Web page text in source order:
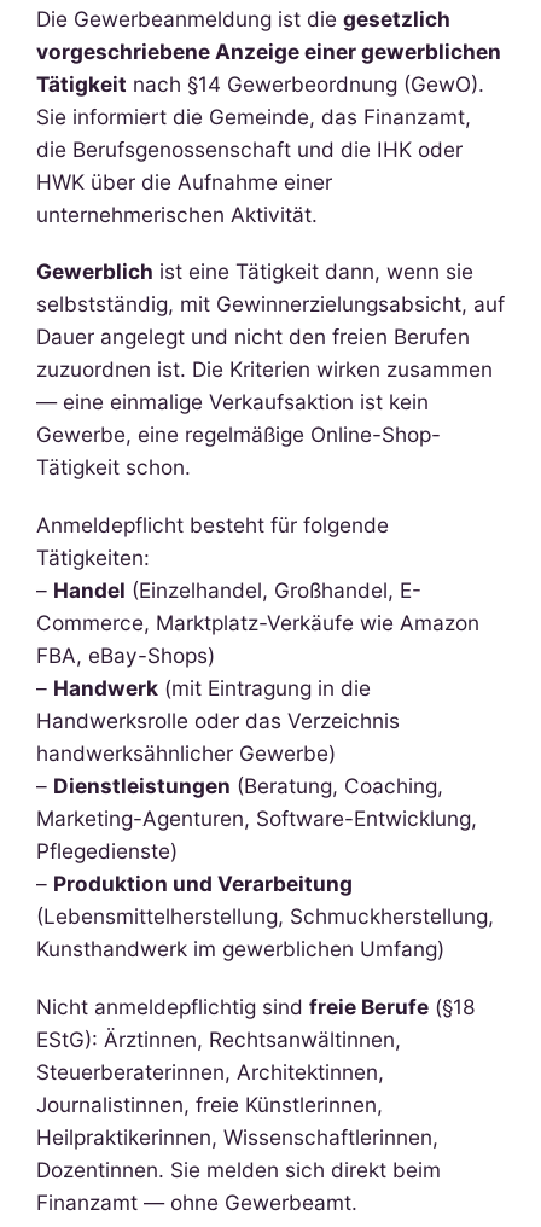
Die Gewerbeanmeldung ist die gesetzlich
vorgeschriebene Anzeige einer gewerblichen
Tätigkeit nach §14 Gewerbeordnung (GewO).
Sie informiert die Gemeinde, das Finanzamt,
die Berufsgenossenschaft und die IHK oder
HWK über die Aufnahme einer
unternehmerischen Aktivität.
Gewerblich ist eine Tätigkeit dann, wenn sie
selbstständig, mit Gewinnerzielungsabsicht, auf
Dauer angelegt und nicht den freien Berufen
zuzuordnen ist. Die Kriterien wirken zusammen
— eine einmalige Verkaufsaktion ist kein
Gewerbe, eine regelmäßige Online-Shop-
Tätigkeit schon.
Anmeldepflicht besteht für folgende
Tätigkeiten:
– Handel (Einzelhandel, Großhandel, E-
Commerce, Marktplatz-Verkäufe wie Amazon
FBA, eBay-Shops)
– Handwerk (mit Eintragung in die
Handwerksrolle oder das Verzeichnis
handwerksähnlicher Gewerbe)
– Dienstleistungen (Beratung, Coaching,
Marketing-Agenturen, Software-Entwicklung,
Pflegedienste)
– Produktion und Verarbeitung
(Lebensmittelherstellung, Schmuckherstellung,
Kunsthandwerk im gewerblichen Umfang)
Nicht anmeldepflichtig sind freie Berufe (§18
EStG): Ärztinnen, Rechtsanwältinnen,
Steuerberaterinnen, Architektinnen,
Journalistinnen, freie Künstlerinnen,
Heilpraktikerinnen, Wissenschaftlerinnen,
Dozentinnen. Sie melden sich direkt beim
Finanzamt — ohne Gewerbeamt.